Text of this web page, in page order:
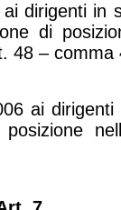
dirigenti in
di
48 – comma
ai dirigenti